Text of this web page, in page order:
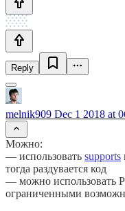
Reply
melnik909 Dec 1 2018 at
Можно:
— использовать supports
тогда раздувается код
— можно использовать
ограниченными